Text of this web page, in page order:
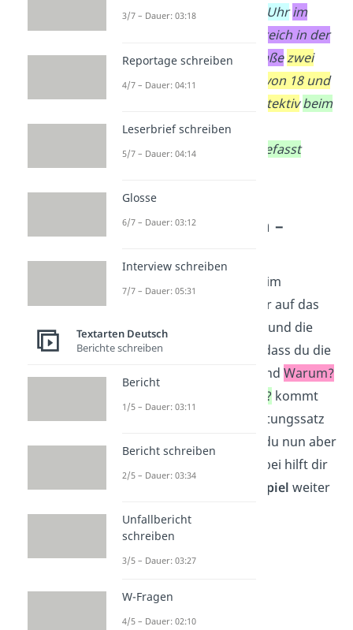
2020, konnten gegen 9 Uhr im
Supermarkt Spar-dich-reich in der
Neuburger Goethe-Straßezwei
junge Männer im Alter von 18 und
Ladendetektiv beim
Diebstahl mehrerer
Zigarettenschachteln gefasst
Bericht schreiben –
Anschließend gehst du im
noch genauer auf das
Geschehen, den Ablauf und die
Gründe ein. Das heißt, dass du die
und Warum?
Was? kommt
bereits in deinem Einleitungssatz
vor. Im Hauptteil wirst du nun aber
noch ausführlicher. Dabei hilft dir
Musterbeispiel weiter
3/7 – Dauer: 03:18
Reportage schreiben
4/7 – Dauer: 04:11
Leserbrief schreiben
5/7 – Dauer: 04:14
Glosse
6/7 – Dauer: 03:12
Interview schreiben
7/7 – Dauer: 05:31
Textarten Deutsch
Berichte schreiben
Bericht
1/5 – Dauer: 03:11
Bericht schreiben
2/5 – Dauer: 03:34
Unfallbericht
schreiben
3/5 – Dauer: 03:27
W-Fragen
4/5 – Dauer: 02:10